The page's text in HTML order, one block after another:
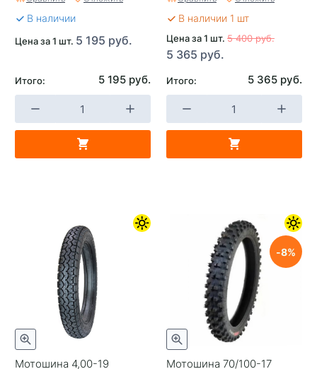
В наличии
Цена за 1 шт. 5 195 руб.
Итого: 5 195 руб.
В наличии 1 шт
Цена за 1 шт. 5 400 руб.
5 365 руб.
Итого: 5 365 руб.
Мотошина 4,00-19
Мотошина 70/100-17
8